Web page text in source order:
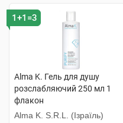
1+1=3
Alma K. Гель для душу
розслабляючий 250 мл 1
флакон
Alma K. S.R.L. (Ізраїль)